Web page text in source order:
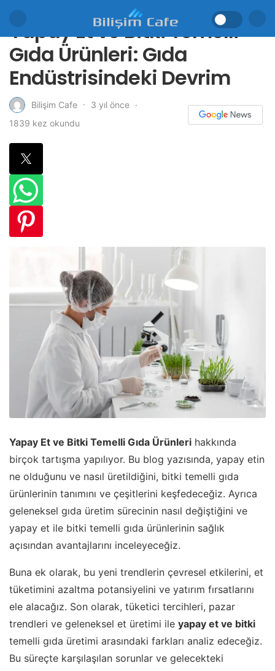
Yapay Et ve Bitki Temelli
Gıda Ürünleri: Gıda
Endüstrisindeki Devrim
Bilişim Cafe
3 yıl önce
1839 kez okundu
Yapay Et ve Bitki Temelli Gıda Ürünleri hakkında
birçok tartışma yapılıyor. Bu blog yazısında, yapay etin
ne olduğunu ve nasıl üretildiğini, bitki temelli gıda
ürünlerinin tanımını ve çeşitlerini keşfedeceğiz. Ayrıca
geleneksel gıda üretim sürecinin nasıl değiştiğini ve
yapay et ile bitki temelli gıda ürünlerinin sağlık
açısından avantajlarını inceleyeceğiz.
Buna ek olarak, bu yeni trendlerin çevresel etkilerini, et
tüketimini azaltma potansiyelini ve yatırım fırsatlarını
ele alacağız. Son olarak, tüketici tercihleri, pazar
trendleri ve geleneksel et üretimi ile yapay et ve bitki
temelli gıda üretimi arasındaki farkları analiz edeceğiz.
Bu süreçte karşılaşılan sorunlar ve gelecekteki